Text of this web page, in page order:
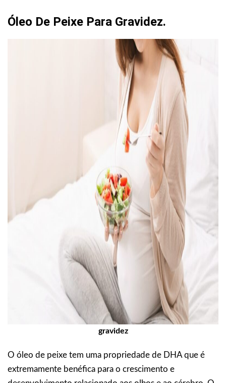
Óleo De Peixe Para Gravidez.
gravidez
O óleo de peixe tem uma propriedade de DHA que é
extremamente benéfica para o crescimento e